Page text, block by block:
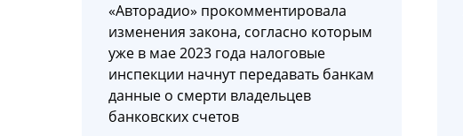
«Авторадио» прокомментировала
изменения закона, согласно которым
уже в мае 2023 года налоговые
инспекции начнут передавать банкам
данные о смерти владельцев
банковских счетов